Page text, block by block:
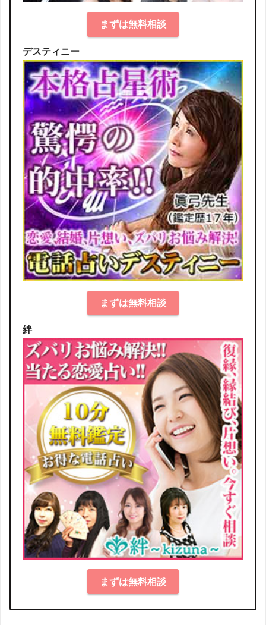
まずは無料相談
デスティニー
まずは無料相談
絆
まずは無料相談